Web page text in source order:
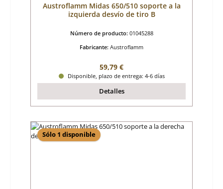
Austroflamm Midas 650/510 soporte a la
izquierda desvío de tiro B
Número de producto: 01045288
Fabricante: Austroflamm
Precio normal:
59,79 €
Disponible, plazo de entrega: 4-6 días
Detalles
Sólo 1 disponible